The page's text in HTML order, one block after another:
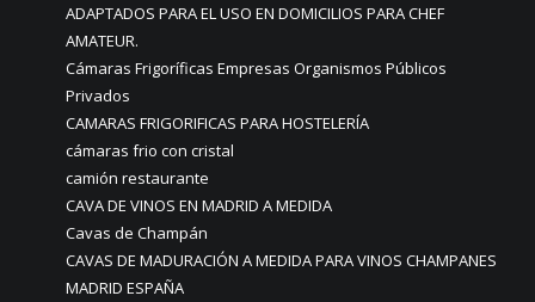
ADAPTADOS PARA EL USO EN DOMICILIOS PARA CHEF
AMATEUR.
Cámaras Frigoríficas Empresas Organismos Públicos
Privados
CAMARAS FRIGORIFICAS PARA HOSTELERÍA
cámaras frio con cristal
camión restaurante
CAVA DE VINOS EN MADRID A MEDIDA
Cavas de Champán
CAVAS DE MADURACIÓN A MEDIDA PARA VINOS CHAMPANES
MADRID ESPAÑA